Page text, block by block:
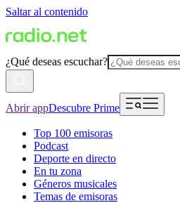
Saltar al contenido
¿Qué deseas escuchar?
Abrir appDescubre Prime
Top 100 emisoras
Podcast
Deporte en directo
En tu zona
Géneros musicales
Temas de emisoras